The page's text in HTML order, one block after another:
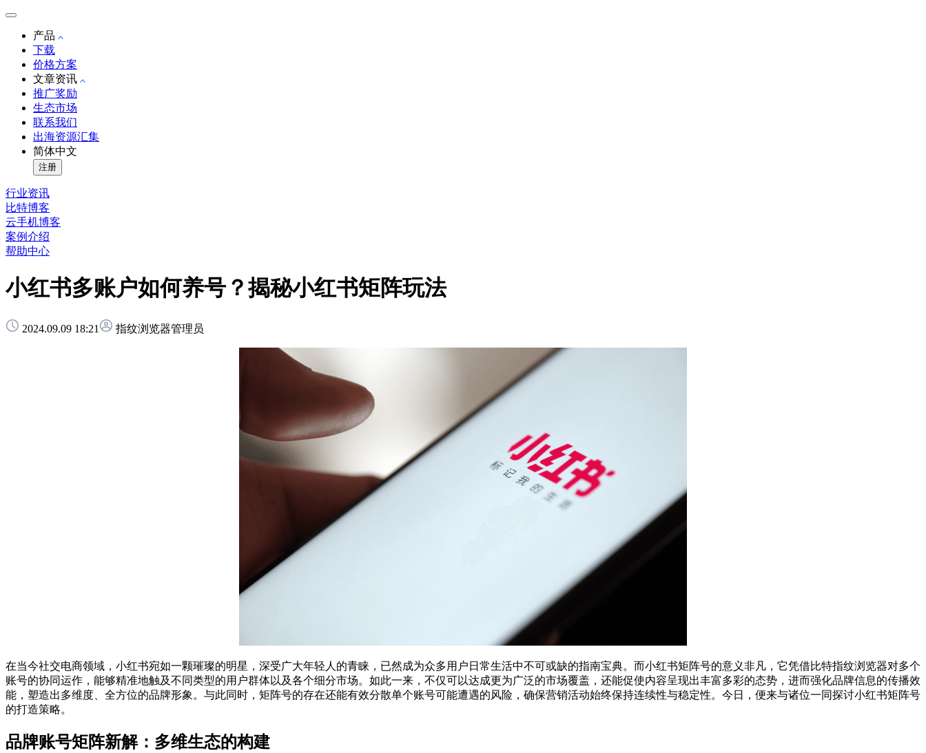
产品
下载
价格方案
文章资讯
推广奖励
生态市场
联系我们
出海资源汇集
简体中文
注册
行业资讯
比特博客
云手机博客
案例介绍
帮助中心
小红书多账户如何养号？揭秘小红书矩阵玩法
2024.09.09 18:21 指纹浏览器管理员
在当今社交电商领域，小红书宛如一颗璀璨的明星，深受广大年轻人的青睐，已然成为众多用户日常生活中不可或缺的指南宝典。而小红书矩阵号的意义非凡，它凭借比特指纹浏览器对多个
账号的协同运作，能够精准地触及不同类型的用户群体以及各个细分市场。如此一来，不仅可以达成更为广泛的市场覆盖，还能促使内容呈现出丰富多彩的态势，进而强化品牌信息的传播效
能，塑造出多维度、全方位的品牌形象。与此同时，矩阵号的存在还能有效分散单个账号可能遭遇的风险，确保营销活动始终保持连续性与稳定性。今日，便来与诸位一同探讨小红书矩阵号
的打造策略。
品牌账号矩阵新解：多维生态的构建